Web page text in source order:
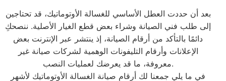
بعد أن حددت العطل الأساسي للغسالة الأوتوماتيك، قد تحتاجين
إلى طلب فني الصيانة وشراء بعض قطع الغيار الأصلية. ننصحكِ
دائمًا بالتأكد من أرقام الصيانة، إذ ينتشر عبر الإنترنت بعض
الإعلانات وأرقام التليفونات الوهمية لشركات صيانة غير
معروفة، ما قد يعرضك لعمليات النصب.
في ما يلي جمعنا لك أرقام صيانة الغسالة الأوتوماتيك لأشهر